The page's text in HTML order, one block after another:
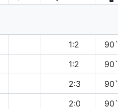
1:2 90`
1:2 90`
2:3 90`
2:0 90`